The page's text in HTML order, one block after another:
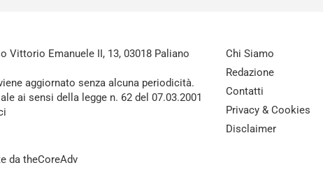
Vittorio Emanuele II, 13, 03018 Paliano
aggiornato senza alcuna periodicità.
ai sensi della legge n. 62 del 07.03.2001
da theCoreAdv
Chi Siamo
Redazione
Contatti
Privacy & Cookies
Disclaimer